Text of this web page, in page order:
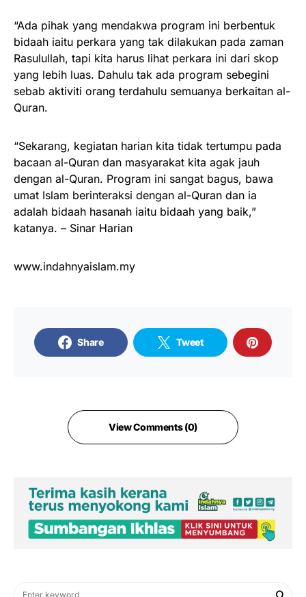
“Ada pihak yang mendakwa program ini berbentuk
bidaah iaitu perkara yang tak dilakukan pada zaman
Rasulullah, tapi kita harus lihat perkara ini dari skop
yang lebih luas. Dahulu tak ada program sebegini
sebab aktiviti orang terdahulu semuanya berkaitan al-
Quran.
“Sekarang, kegiatan harian kita tidak tertumpu pada
bacaan al-Quran dan masyarakat kita agak jauh
dengan al-Quran. Program ini sangat bagus, bawa
umat Islam berinteraksi dengan al-Quran dan ia
adalah bidaah hasanah iaitu bidaah yang baik,”
katanya. – Sinar Harian
www.indahnyaislam.my
Share Tweet
View Comments (0)